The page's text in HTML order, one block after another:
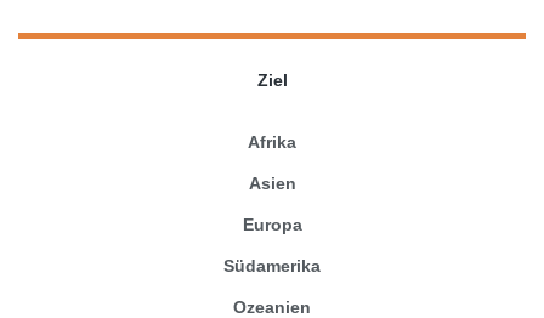
Ziel
Afrika
Asien
Europa
Südamerika
Ozeanien